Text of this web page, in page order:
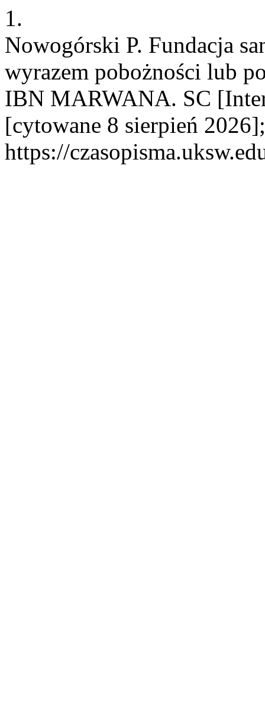
1.
Nowogórski P. Fundacja
wyrazem pobożności lub
IBN MARWANA. SC
[cytowane 8 sierpień
https://